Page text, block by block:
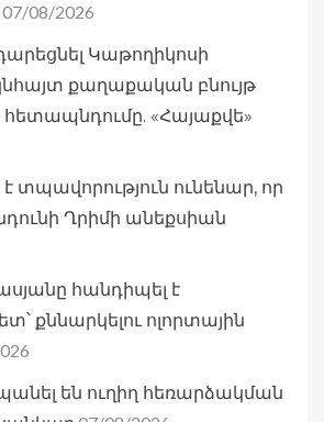
07/08/2026
Կաթողիկոսի
քաղաքական բնույթ
«Հայաքվե»
տպավորություն ունենար, որ
Ղրիմի անեքսիան
հանդիպել է
քննարկելու ոլորտային
են ուղիղ հեռարձակման